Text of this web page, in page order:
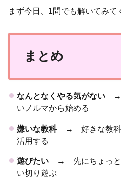
まず今日、1問でも解いてみて
まとめ
なんとなくやる気がない→
いノルマから始める
嫌いな教科→ 好きな教科
活用する
遊びたい→ 先にちょっと
い切り遊ぶ